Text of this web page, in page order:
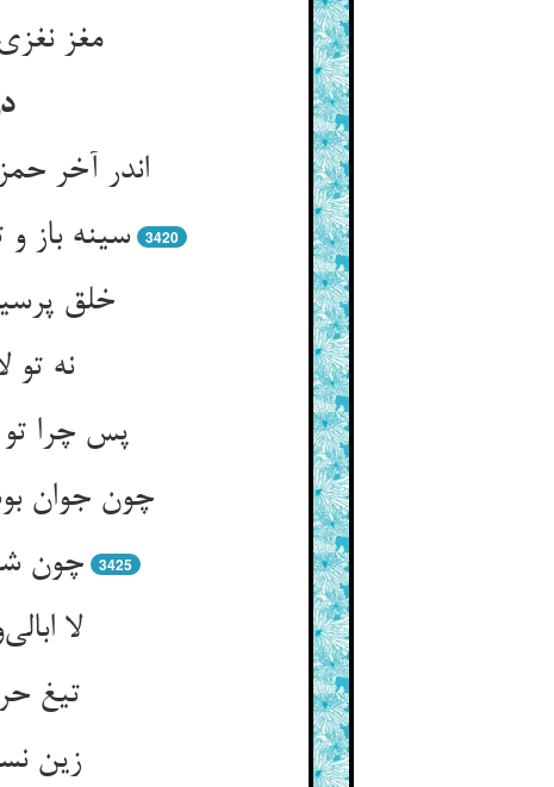
مغز
اندر آخر
سینه
3420
خلق
نه تو
پس چرا
چون جوان
چون
3425
لا
تیغ
زین